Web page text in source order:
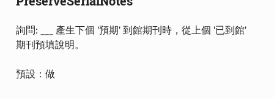
詢問: ___ 產生下個 '預期' 到館期刊時，從上個 '已到館'
期刊預填說明。
預設：做